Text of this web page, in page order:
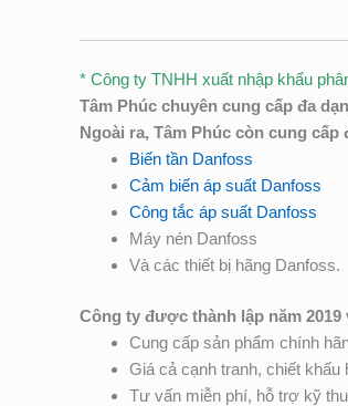
* Công ty TNHH xuất nhập khẩu
Tâm Phúc chuyên cung cấp đa
Ngoài ra, Tâm Phúc còn cung cấp
Biến tần Danfoss
Cảm biến áp suất Danfoss
Công tắc áp suất Danfoss
Máy nén Danfoss
Và các thiết bị hãng Danfoss.
Công ty được thành lập năm
Cung cấp sản phẩm chính
Giá cả cạnh tranh, chiết khấu
Tư vấn miễn phí, hỗ trợ kỹ